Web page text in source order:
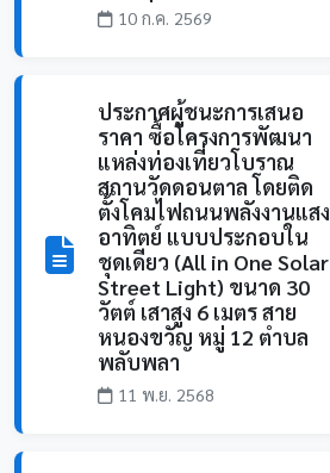
10 ก.ค. 2569
ประกาศผู้ชนะการเสนอ
ราคา ซื้อโครงการพัฒนา
แหล่งท่องเที่ยวโบราณ
สถานวัดดอนตาล โดยติด
ตั้งโคมไฟถนนพลังงานแสง
อาทิตย์ แบบประกอบใน
ชุดเดียว (All in One Solar
Street Light) ขนาด 30
วัตต์ เสาสูง 6 เมตร สาย
หนองขวัญ หมู่ 12 ตำบล
พลับพลา
11 พ.ย. 2568